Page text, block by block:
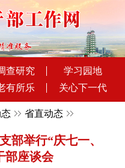
查研究
学习园地
有所乐 关心下一代
省直动态
部举行“庆七一、
部座谈会